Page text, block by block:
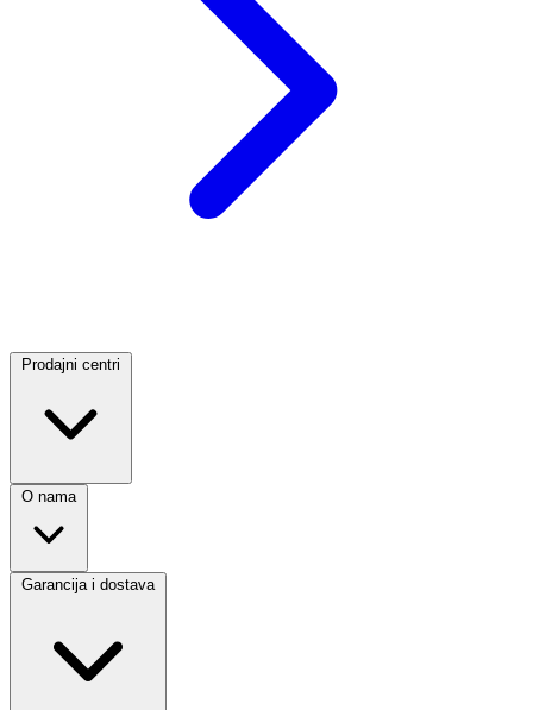
Prodajni centri
O nama
Garancija i dostava